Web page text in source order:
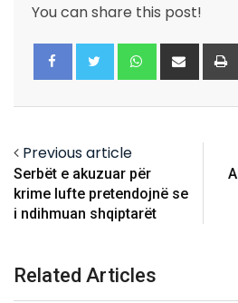
You can share this post!
Whatsapp
Share
via
Previous article
Serbët e akuzuar për
krime lufte pretendojnë se
i ndihmuan shqiptarët
Related Articles